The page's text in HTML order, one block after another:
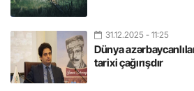
31.12.2025 - 11:25
Dünya
tarixi çağırışdır